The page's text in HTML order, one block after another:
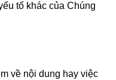
tố khác của Chúng
về nội dung hay việc